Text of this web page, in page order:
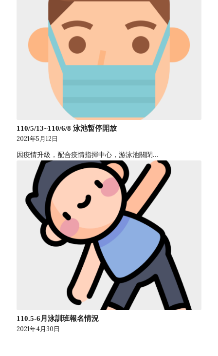
110/5/13~110/6/8 泳池暫停開放
2021年5月12日
因疫情升級，配合疫情指揮中心，游泳池關閉…
110.5-6月泳訓班報名情況
2021年4月30日